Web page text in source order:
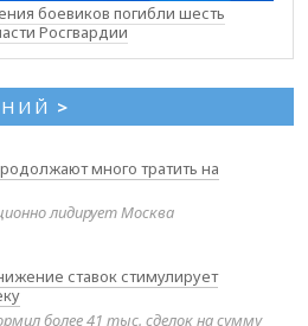
боевиков погибли шесть
Росгвардии
>
много тратить на
лидирует Москва
ставок стимулирует
более 41 тыс. сделок на сумму